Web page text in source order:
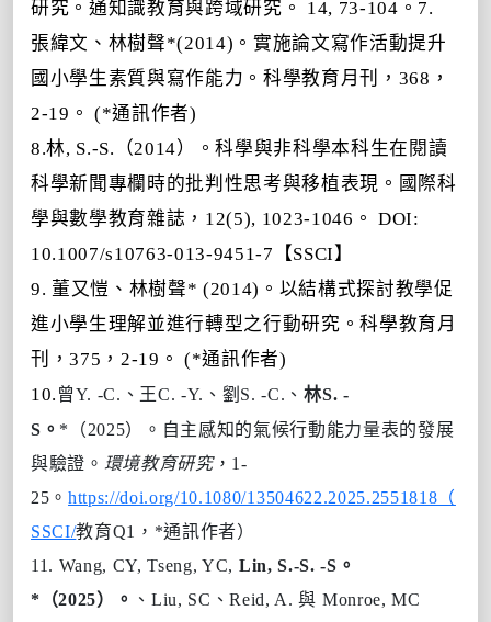
研究。通知識教育與跨域研究。 14, 73-104。7.
張緯文、林樹聲*(2014)。實施論文寫作活動提升
國小學生素質與寫作能力。科學教育月刊，368，
2-19。 (*通訊作者)
8.林, S.-S.（2014）。科學與非科學本科生在閱讀
科學新聞專欄時的批判性思考與移植表現。國際科
學與數學教育雜誌，12(5), 1023-1046。 DOI:
10.1007/s10763-013-9451-7【SSCI】
9. 董又愷、林樹聲* (2014)。以結構式探討教學促
進小學生理解並進行轉型之行動研究。科學教育月
刊，375，2-19。 (*通訊作者)
10. 曾Y. -C.、王C. -Y.、劉S. -C.、林S. -
S。 *（2025）。自主感知的氣候行動能力量表的發展
與驗證。 環境教育研究，1-
25。https://doi.org/10.1080/13504622.2025.2551818（
SSCI/教育Q1，*通訊作者）
11. Wang, CY, Tseng, YC, Lin, S.-S. -S。
*（2025）。
、Liu, SC、Reid, A. 與 Monroe, MC